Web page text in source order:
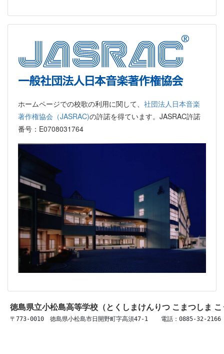
ホームページでの校歌の利用に関して、 社団法人日本音楽
著作権協会（JASRAC)の許諾を得ています。JASRAC許諾
番号：E0708031764
徳島県立小松島高等学校（とくしまけんりつ こまつしま
〒773-0010　徳島県小松島市日開野町字高須47-1 　 電話：0885-32-2166